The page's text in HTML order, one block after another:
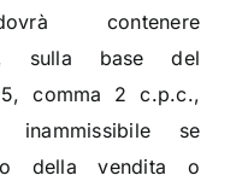
contenere
sulla base del
comma 2 c.p.c.,
inammissibile se
della vendita o